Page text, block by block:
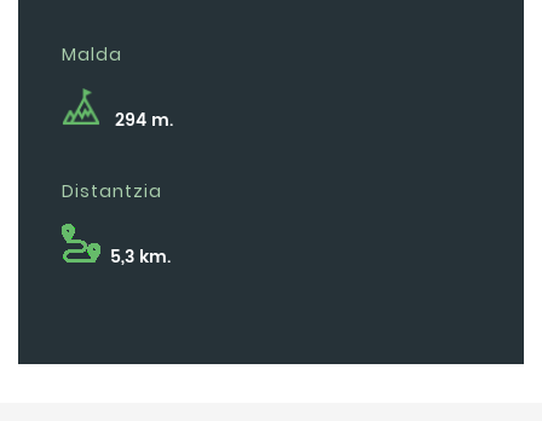
Malda
294 m.
Distantzia
5,3 km.